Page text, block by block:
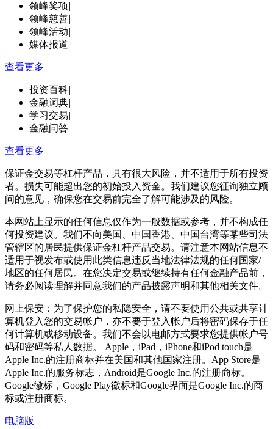
领峰奖项|
领峰慈善|
领峰活动|
媒体报道
查看更多
投资百科|
金融词典|
学习交易|
金融问答
查看更多
保证金交易等杠杆产品，具有很大风险，并不适用于所有投资
者。损失可能超出您的初始投入资金。我们建议您征询独立顾
问的意见，确保您在交易前完全了解可能涉及的风险。
本网站上显示的任何信息仅作为一般数据或参考，并不构成任
何投资建议。我们不向美国、中国香港、中国台湾等某些司法
管辖区的居民提供保证金杠杆产品交易。请注意本网站信息不
适用于视发布或使用此类信息违反当地法律法规的任何国家/
地区的任何居民。在您决定交易或继续持有任何金融产品前，
请务必阅读理解并同意我们的产品披露声明和其他相关文件。
网上保安：为了保护您的私隐安全，请不要使用公共或共享计
算机登入您的交易帐户，亦不要于登入帐户后将密码保存于任
何计算机或移动设备。我们不会以电邮方式要求您提供帐户号
码和密码等私人数据。 Apple，iPad，iPhone和iPod touch是
Apple Inc.的注册商标并在美国和其他国家注册。App Store是
Apple Inc.的服务标志，Android是Google Inc.的注册商标。
Google徽标，Google Play徽标和Google界面是Google Inc.的商
标或注册商标。
电脑版